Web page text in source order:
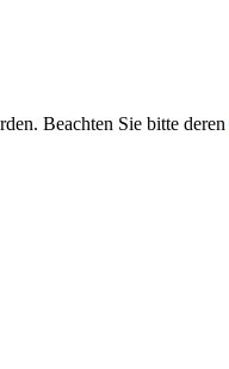
Beachten Sie bitte deren